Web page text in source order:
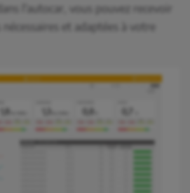
l'autocar, vous pouvez recevoir
et adaptées à votre